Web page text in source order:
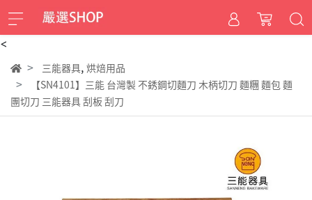
<
三能器具, 烘焙用品
【SN4101】三能 台灣製 不銹鋼切麵刀 木柄切刀 麵糰 麵包 麵
團切刀 三能器具 刮板 刮刀